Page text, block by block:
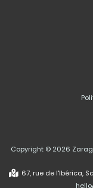
Copyright © 2026
67, rue de l'Ibérica,